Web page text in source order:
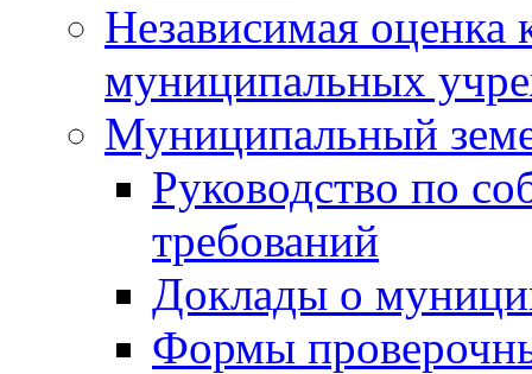
Независимая оценка
муниципальных
Муниципальный
Руководство по
требований
Доклады о
Формы